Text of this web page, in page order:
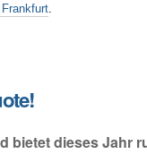
Frankfurt
bietet dieses Jahr